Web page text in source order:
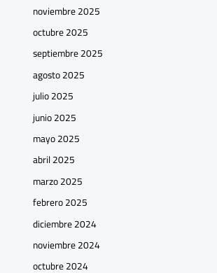
noviembre 2025
octubre 2025
septiembre 2025
agosto 2025
julio 2025
junio 2025
mayo 2025
abril 2025
marzo 2025
febrero 2025
diciembre 2024
noviembre 2024
octubre 2024